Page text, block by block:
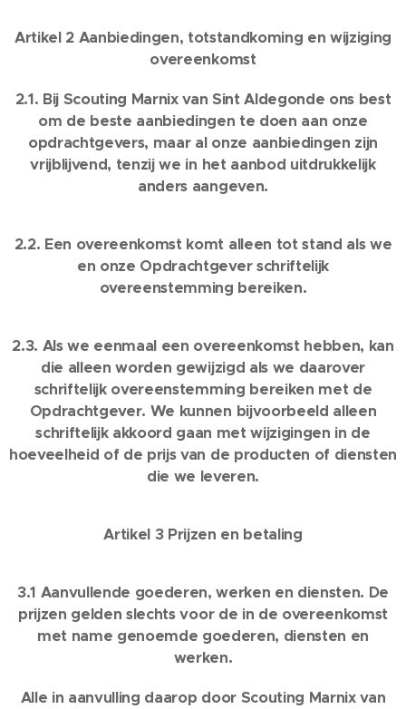
Artikel 2 Aanbiedingen, totstandkoming en wijziging
overeenkomst
2.1. Bij Scouting Marnix van Sint Aldegonde ons best
om de beste aanbiedingen te doen aan onze
opdrachtgevers, maar al onze aanbiedingen zijn
vrijblijvend, tenzij we in het aanbod uitdrukkelijk
anders aangeven.
2.2. Een overeenkomst komt alleen tot stand als we
en onze Opdrachtgever schriftelijk
overeenstemming bereiken.
2.3. Als we eenmaal een overeenkomst hebben, kan
die alleen worden gewijzigd als we daarover
schriftelijk overeenstemming bereiken met de
Opdrachtgever. We kunnen bijvoorbeeld alleen
schriftelijk akkoord gaan met wijzigingen in de
hoeveelheid of de prijs van de producten of diensten
die we leveren.
Artikel 3 Prijzen en betaling
3.1 Aanvullende goederen, werken en diensten. De
prijzen gelden slechts voor de in de overeenkomst
met name genoemde goederen, diensten en
werken.
Alle in aanvulling daarop door Scouting Marnix van